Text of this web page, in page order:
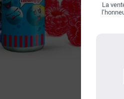
La